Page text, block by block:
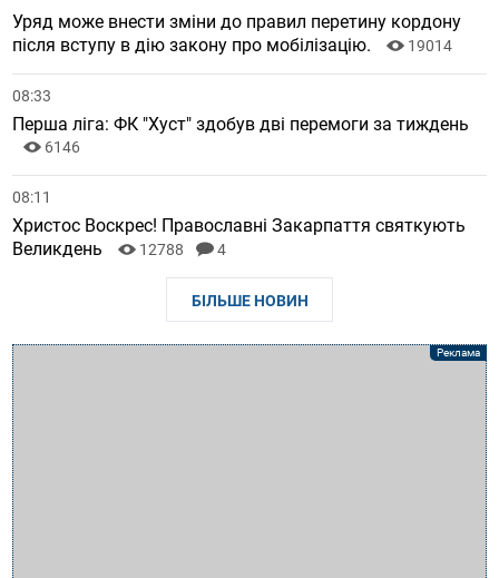
Уряд може внести зміни до правил перетину кордону
після вступу в дію закону про мобілізацію.
19014
08:33
Перша ліга: ФК "Хуст" здобув дві перемоги за тиждень
6146
08:11
Христос Воскрес! Православні Закарпаття святкують
Великдень
12788 4
БІЛЬШЕ НОВИН